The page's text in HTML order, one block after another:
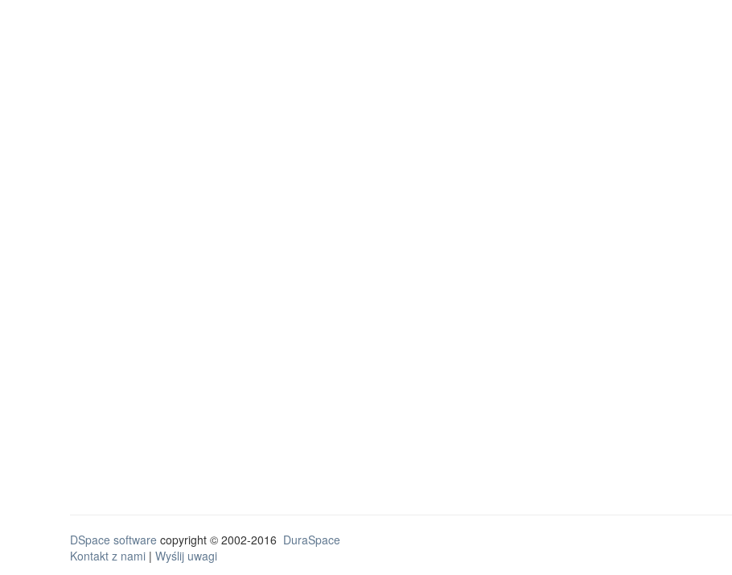
DSpace software copyright © 2002-2016 DuraSpace
Kontakt z nami | Wyślij uwagi